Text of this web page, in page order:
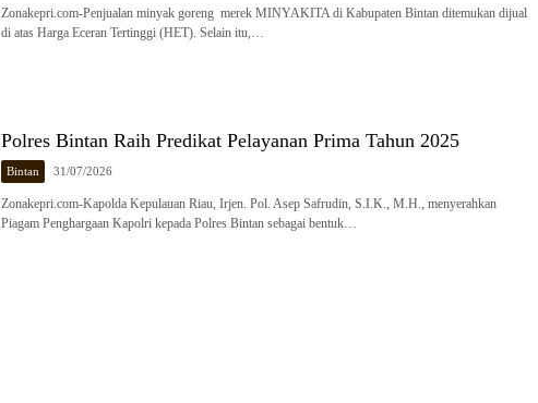
Zonakepri.com-Penjualan minyak goreng merek MINYAKITA di Kabupaten Bintan ditemukan dijual
di atas Harga Eceran Tertinggi (HET). Selain itu,…
Polres Bintan Raih Predikat Pelayanan Prima Tahun 2025
Bintan 31/07/2026
Zonakepri.com-Kapolda Kepulauan Riau, Irjen. Pol. Asep Safrudin, S.I.K., M.H., menyerahkan
Piagam Penghargaan Kapolri kepada Polres Bintan sebagai bentuk…